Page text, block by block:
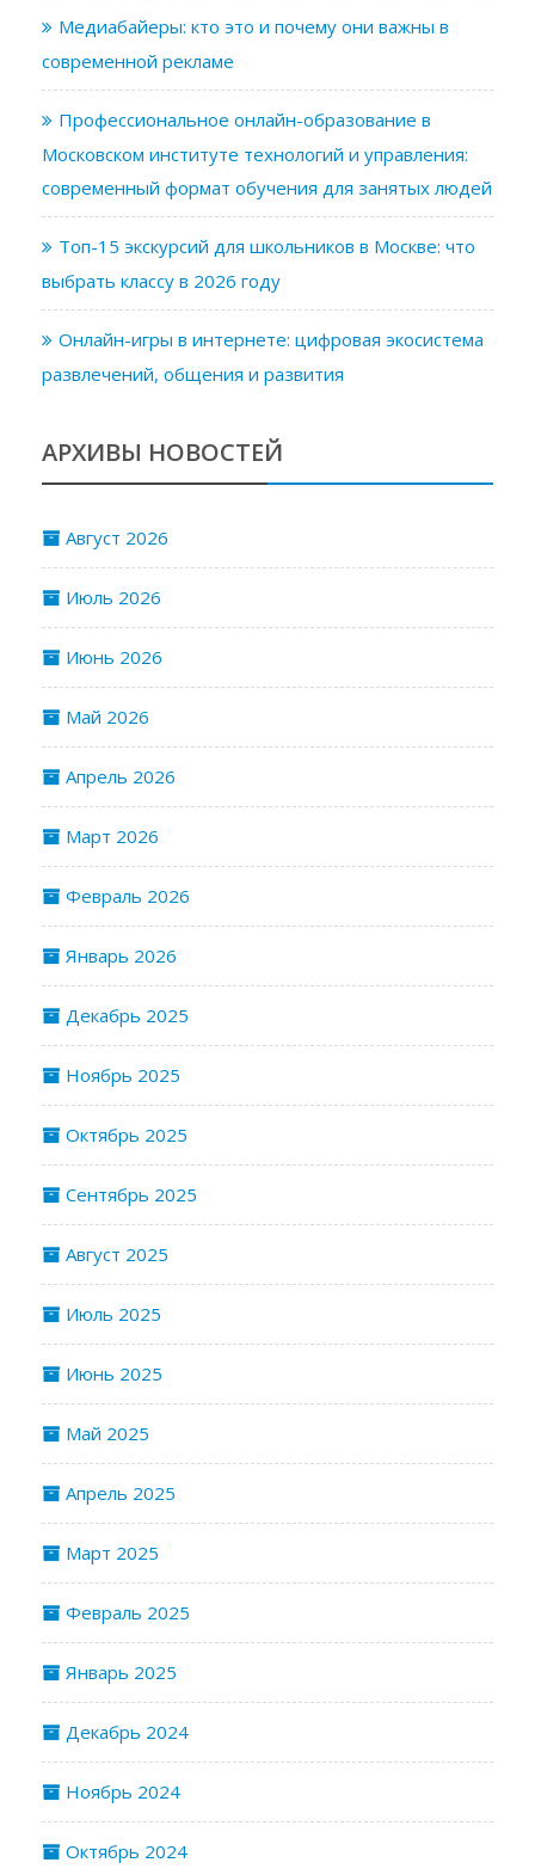
Медиабайеры: кто это и почему они важны в
современной рекламе
Профессиональное онлайн-образование в
Московском институте технологий и управления:
современный формат обучения для занятых людей
Топ-15 экскурсий для школьников в Москве: что
выбрать классу в 2026 году
Онлайн-игры в интернете: цифровая экосистема
развлечений, общения и развития
АРХИВЫ НОВОСТЕЙ
Август 2026
Июль 2026
Июнь 2026
Май 2026
Апрель 2026
Март 2026
Февраль 2026
Январь 2026
Декабрь 2025
Ноябрь 2025
Октябрь 2025
Сентябрь 2025
Август 2025
Июль 2025
Июнь 2025
Май 2025
Апрель 2025
Март 2025
Февраль 2025
Январь 2025
Декабрь 2024
Ноябрь 2024
Октябрь 2024